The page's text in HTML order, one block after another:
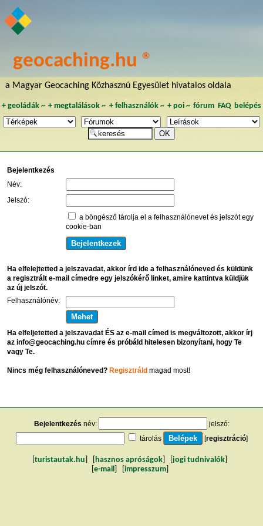
geocaching.hu ®
a Magyar Geocaching Közhasznú Egyesület hivatalos oldala
+ geoládák~ +megtalálások ~ + felhasználók~ + poi~ fórum FAQ belépés
Bejelentkezés
Név:
Jelszó:
a böngésző tárolja el a felhasználónevet és jelszót egy
cookie-ban
Ha elfelejtetted a jelszavadat, akkor írd ide a felhasználóneved és küldünk
a regisztrált e-mail címedre egy jelszókérő linket, amire kattintva küldjük
az új jelszót.
Felhasználónév:
Ha elfeljetetted a jelszavadat ÉS az e-mail címed is megváltozott, akkor írj
az info@geocaching.hu címre és próbáld hitelesen bizonyítani, hogy Te
vagy Te.
Nincs még felhasználóneved? Regisztráldmagad most!
Bejelentkezés név:
jelszó:
tárolás
[regisztráció]
turistautak.hu hasznos apróságok jogi tudnivalók
e-mail impresszum]